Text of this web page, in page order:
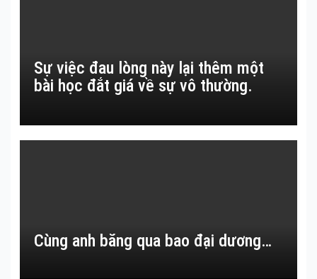
Sự việc đau lòng này lại thêm một
bài học đắt giá về sự vô thường.
Cùng anh băng qua bao đại dương…